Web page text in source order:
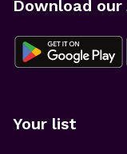
Download our
Your list